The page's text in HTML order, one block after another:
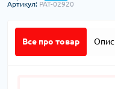
Артикул: PAT-02920
Все про товар Опис